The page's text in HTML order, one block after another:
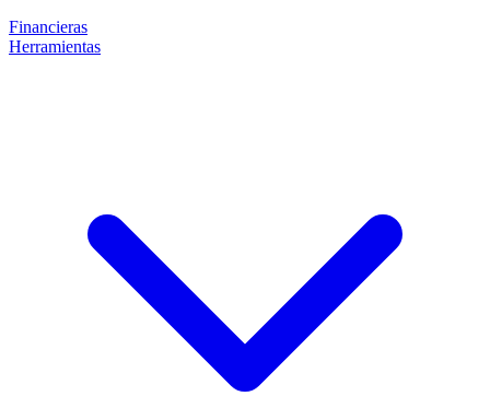
Financieras
Herramientas